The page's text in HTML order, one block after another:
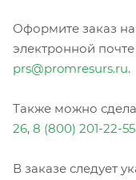
Оформите заказ
электронной
prs@promresurs.ru.
Также можно
26, 8 (800) 201-22-55
В заказе следует